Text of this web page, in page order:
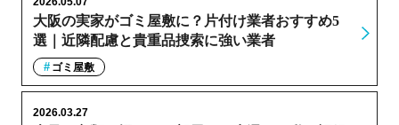
大阪の実家がゴミ屋敷に？片付け業者おすすめ5
選｜近隣配慮と貴重品捜索に強い業者
ゴミ屋敷
2026.03.27